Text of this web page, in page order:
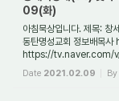
09(화)
아침묵상입니다. 제목: 창
동탄명성교회 정보배
https://tv.naver.com/v/
사용하신 방법 4가지는 무
Date 2021.02.09 By